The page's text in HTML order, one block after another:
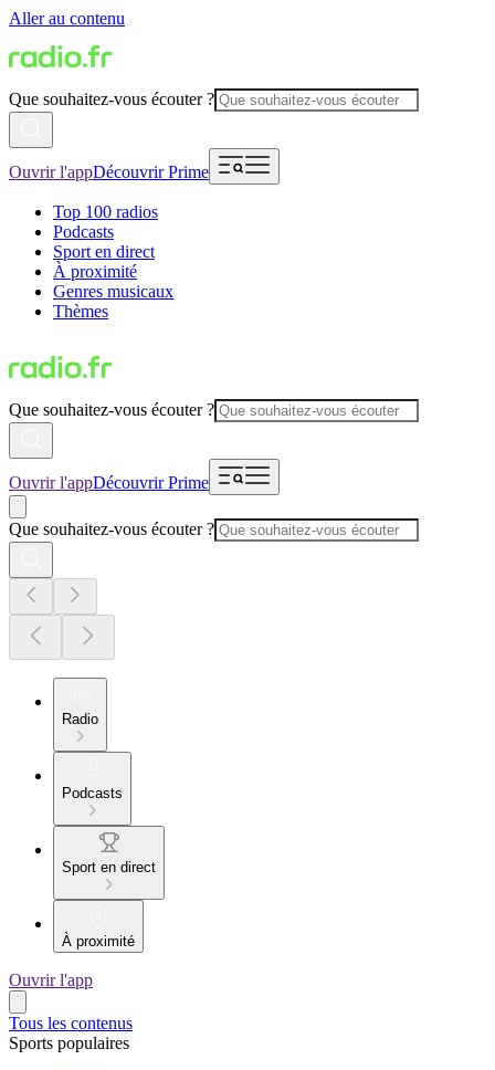
Aller au contenu
Que souhaitez-vous écouter ?
Ouvrir l'appDécouvrir Prime
Top 100 radios
Podcasts
Sport en direct
À proximité
Genres musicaux
Thèmes
Que souhaitez-vous écouter ?
Ouvrir l'appDécouvrir Prime
Que souhaitez-vous écouter ?
Radio
Podcasts
Sport en direct
À proximité
Ouvrir l'app
Tous les contenus
Sports populaires